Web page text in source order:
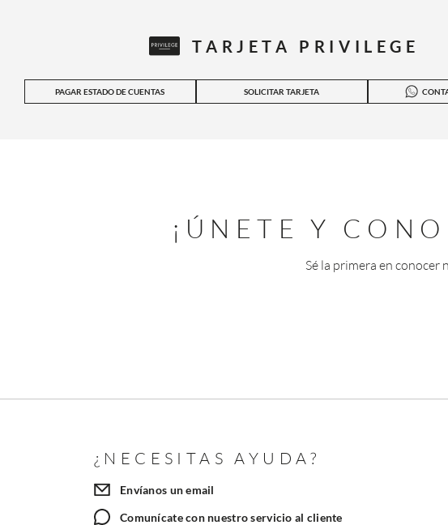
TARJETA PRIVILEGE
PAGAR ESTADO DE CUENTAS SOLICITAR TARJETA
¡ÚNETE Y
Sé la primera en conocer
¿NECESITAS AYUDA?
Envíanos un email
Comunícate con nuestro servicio al cliente